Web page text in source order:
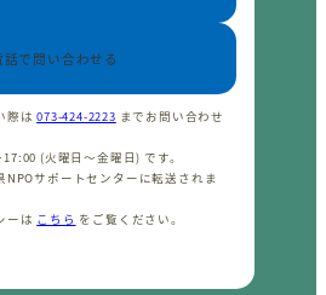
話で問い合わせる
際は073-424-2223 までお問い合わせ
(火曜日〜金曜日) です。
サポートセンターに転送されま
ーは こちら をご覧ください。